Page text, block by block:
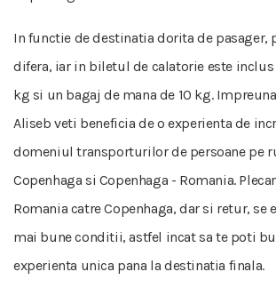
In functie de destinatia dorita de pasager,
difera, iar in biletul de calatorie este
kg si un bagaj de mana de 10 kg.
Aliseb veti beneficia de o experienta de
domeniul transporturilor de persoane pe
Copenhaga si Copenhaga - Romania.
Romania catre Copenhaga, dar si retur, se
mai bune conditii, astfel incat sa te poti
experienta unica pana la destinatia finala.